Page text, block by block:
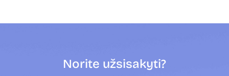
Norite užsisakyti?